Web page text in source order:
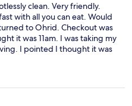
clean. Very friendly.
with all you can eat. Would
to Ohrid. Checkout was
it was 11am. I was taking my
I pointed I thought it was
out about 10.25am.
hot water.